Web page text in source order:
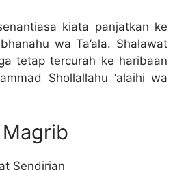
kiata panjatkan ke
wa Ta’ala. Shalawat
tetap tercurah ke haribaan
Shollallahu ‘alaihi wa
Sendirian